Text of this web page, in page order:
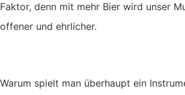
Faktor, denn mit mehr Bier wird unser
offener und ehrlicher.
Warum spielt man überhaupt ein